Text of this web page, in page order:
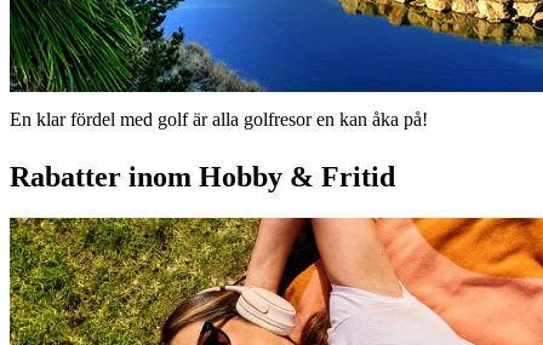
En klar fördel med golf är alla golfresor en kan åka på!
Rabatter inom Hobby & Fritid